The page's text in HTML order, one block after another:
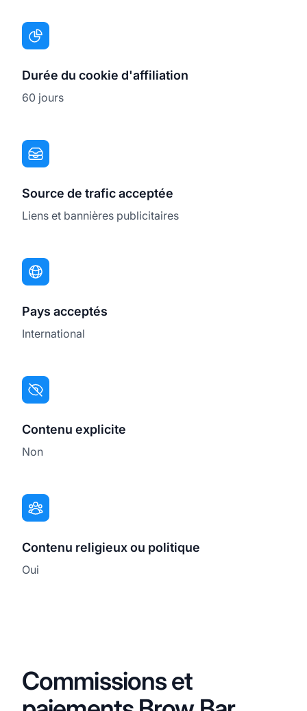
Durée du cookie d'affiliation
60 jours
Source de trafic acceptée
Liens et bannières publicitaires
Pays acceptés
International
Contenu explicite
Non
Contenu religieux ou politique
Oui
Commissions et